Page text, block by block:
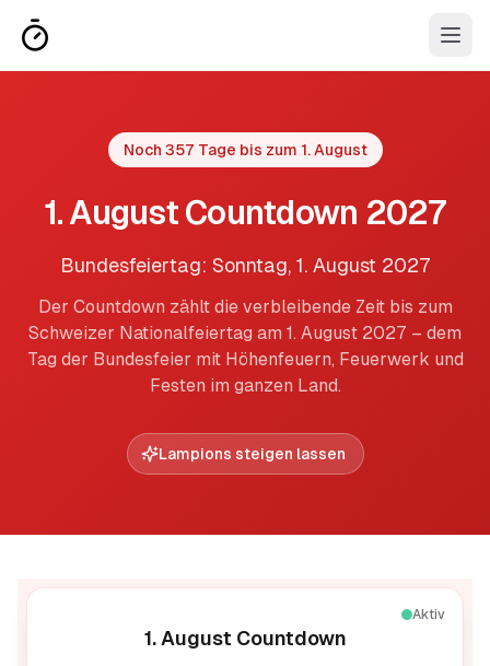
Noch 357 Tage bis zum 1. August
1. August Countdown 2027
Bundesfeiertag: Sonntag, 1. August 2027
Der Countdown zählt die verbleibende Zeit bis zum
Schweizer Nationalfeiertag am 1. August 2027 – dem
Tag der Bundesfeier mit Höhenfeuern, Feuerwerk und
Festen im ganzen Land.
Lampions steigen lassen
Aktiv
1. August Countdown